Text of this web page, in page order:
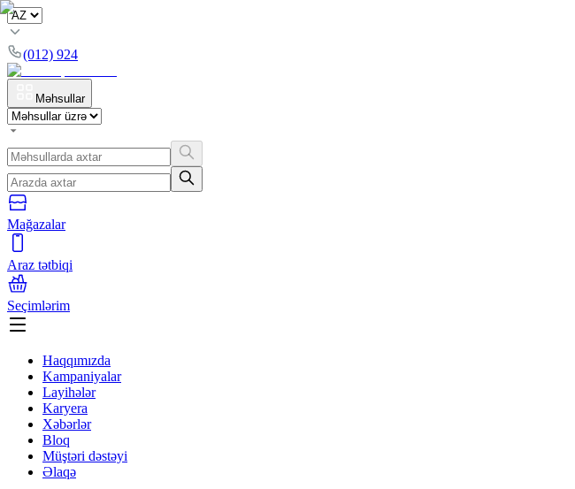
(012) 924
Məhsullar
Mağazalar
Araz tətbiqi
Seçimlərim
Haqqımızda
Kampaniyalar
Layihələr
Karyera
Xəbərlər
Bloq
Müştəri dəstəyi
Əlaqə